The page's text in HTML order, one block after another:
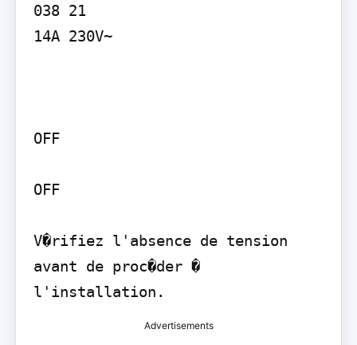
038 21
14A 230V~
OFF
OFF
V�rifiez l'absence de tension
avant de proc�der �
l'installation.
Advertisements